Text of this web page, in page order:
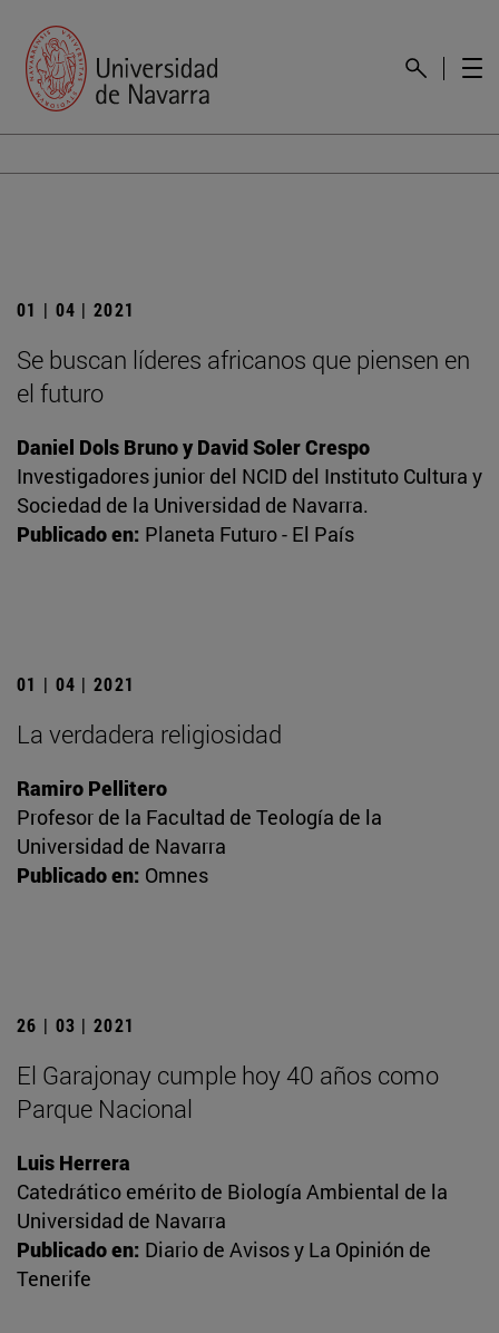
01 | 04 | 2021
Se buscan líderes africanos que piensen en
el futuro
Daniel Dols Bruno y David Soler Crespo
Investigadores junior del NCID del Instituto Cultura y
Sociedad de la Universidad de Navarra.
Publicado en: Planeta Futuro - El País
01 | 04 | 2021
La verdadera religiosidad
Ramiro Pellitero
Profesor de la Facultad de Teología de la
Universidad de Navarra
Publicado en: Omnes
26 | 03 | 2021
El Garajonay cumple hoy 40 años como
Parque Nacional
Luis Herrera
Catedrático emérito de Biología Ambiental de la
Universidad de Navarra
Publicado en: Diario de Avisos y La Opinión de
Tenerife